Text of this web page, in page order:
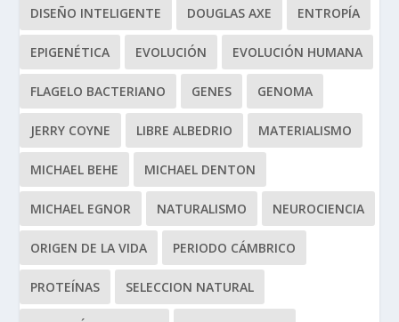
DISEÑO INTELIGENTE DOUGLAS AXE ENTROPÍA
EPIGENÉTICA EVOLUCIÓN EVOLUCIÓN HUMANA
FLAGELO BACTERIANO GENES GENOMA
JERRY COYNE LIBRE ALBEDRIO MATERIALISMO
MICHAEL BEHE MICHAEL DENTON
MICHAEL EGNOR NATURALISMO NEUROCIENCIA
ORIGEN DE LA VIDA PERIODO CÁMBRICO
PROTEÍNAS SELECCION NATURAL